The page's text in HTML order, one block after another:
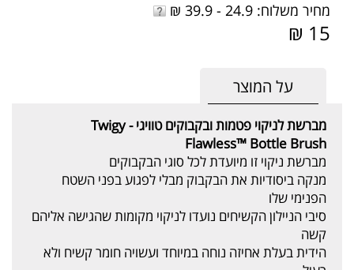
מחיר משלוח: 24.9 - 39.9 ₪
15 ₪
על המוצר
מברשת לניקוי פטמות ובקבוקים טוויגי - Twigy
Flawless™ Bottle Brush
מברשת ניקוי זו מיועדת לכל סוגי הבקבוקים
מנקה ביסודיות את הבקבוק מבלי לפגוע בפני השטח
הפנימי שלו
סיבי הניילון הקשיחים נועדו לניקוי מקומות שהגישה אליהם
קשה
הידית בעלת אחיזה נוחה במיוחד ועשויה חומר קשיח ולא